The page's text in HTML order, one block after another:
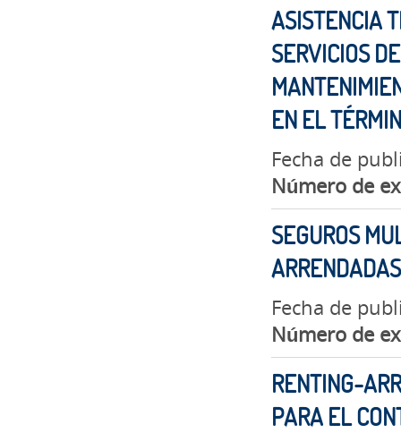
ASISTENCIA
SERVICIOS
EN EL
Fecha de
Número de
SEGUROS
Fecha de
Número de
RENTING-
PARA EL